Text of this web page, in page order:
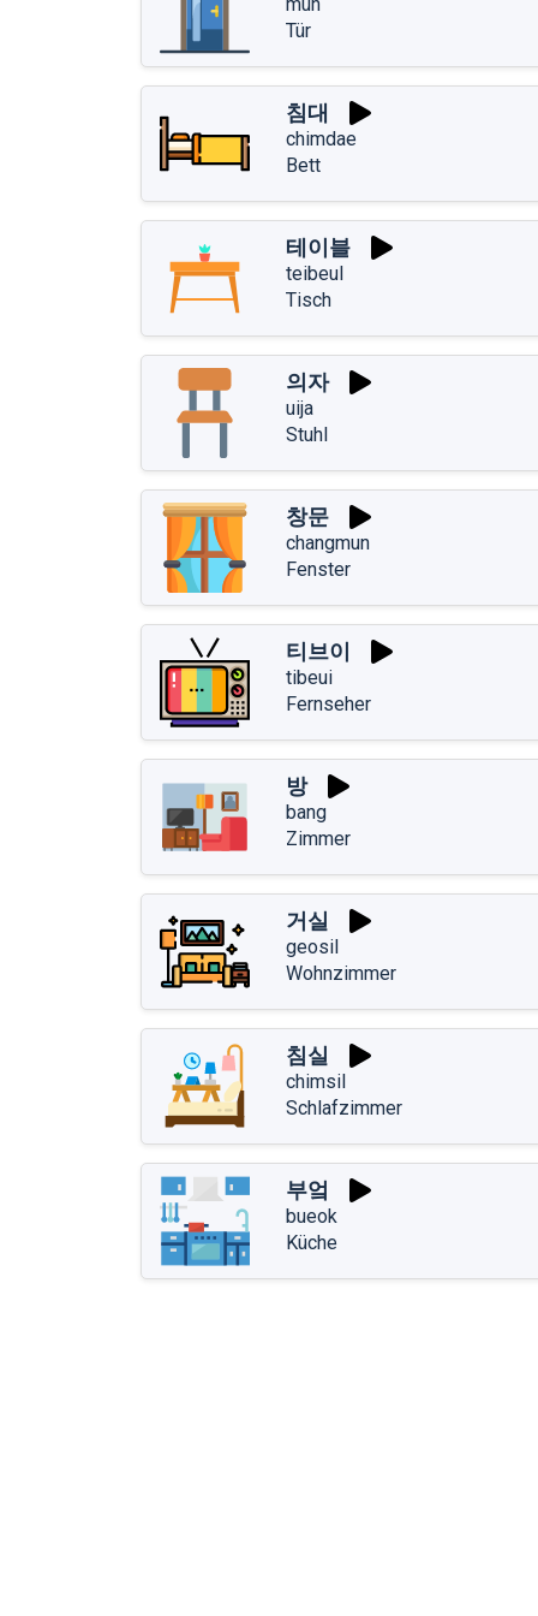
Tür
침대
chimdae
Bett
테이블
teibeul
Tisch
의자
uija
Stuhl
창문
changmun
Fenster
티브이
tibeui
Fernseher
방
bang
Zimmer
거실
geosil
Wohnzimmer
침실
chimsil
Schlafzimmer
부엌
bueok
Küche